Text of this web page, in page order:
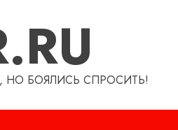
НО БОЯЛИСЬ СПРОСИТЬ!